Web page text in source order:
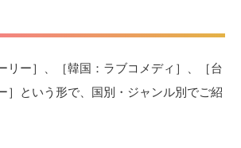
リー］、［韓国：ラブコメディ］、［台
］という形で、国別・ジャンル別でご紹